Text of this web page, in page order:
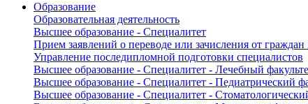
Образование
Образовательная деятельность
Высшее образование - Специалитет
Прием заявлений о переводе или зачисления от
Управление последипломной подготовки специалистов
Высшее образование - Специалитет - Лечебный
Высшее образование - Специалитет - Педиатрический
Высшее образование - Специалитет -